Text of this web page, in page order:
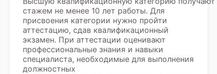
стажем не менее 10 лет работы. Для
присвоения категории нужно пройти
аттестацию, сдав квалификационный
экзамен. При аттестации оценивают
профессиональные знания и навыки
специалиста, необходимые для выполнения
должностных